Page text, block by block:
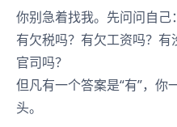
你别急着找我。先问问自己：
有欠税吗？有欠工资吗？
官司吗？
但凡有一个答案是“有”，你
头。